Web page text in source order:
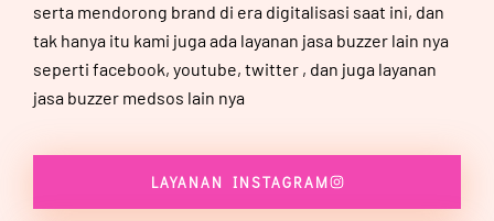
serta mendorong brand di era digitalisasi saat ini, dan
tak hanya itu kami juga ada layanan jasa buzzer lain nya
seperti facebook, youtube, twitter , dan juga layanan
jasa buzzer medsos lain nya
LAYANAN INSTAGRAM